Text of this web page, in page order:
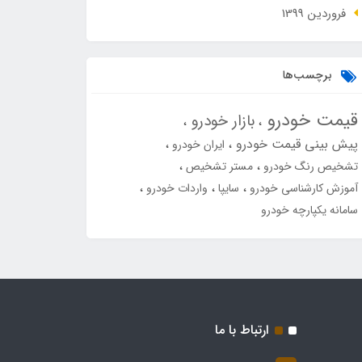
فروردین 1399
برچسب‌ها
قیمت خودرو بازار خودرو
پیش بینی قیمت خودرو ایران خودرو
تشخیص رنگ خودرو مستر تشخیص
آموزش کارشناسی خودرو سایپا واردات خودرو
سامانه یکپارچه خودرو
ارتباط با ما